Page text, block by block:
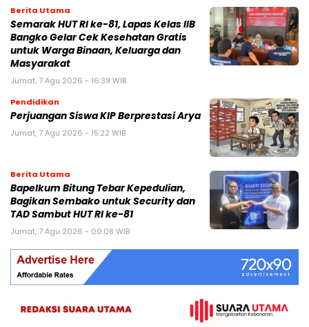
Berita Utama
Semarak HUT RI ke-81, Lapas Kelas IIB
Bangko Gelar Cek Kesehatan Gratis
untuk Warga Binaan, Keluarga dan
Masyarakat
Jumat, 7 Agu 2026 - 16:39 WIB
Pendidikan
Perjuangan Siswa KIP Berprestasi Arya
Jumat, 7 Agu 2026 - 15:22 WIB
Berita Utama
Bapelkum Bitung Tebar Kepedulian,
Bagikan Sembako untuk Security dan
TAD Sambut HUT RI ke-81
Jumat, 7 Agu 2026 - 00:08 WIB